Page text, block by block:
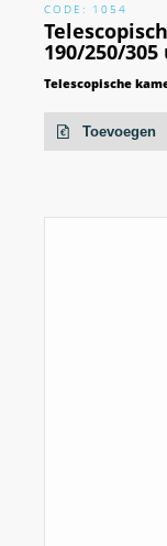
CODE: 1054
190/250/
Telescopische
Toevoegen